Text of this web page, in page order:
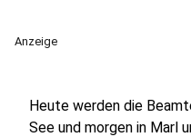
Anzeige
Heute werden die
See und morgen in Marl